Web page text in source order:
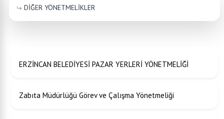
DİĞER YÖNETMELİKLER
ERZİNCAN BELEDİYESİ PAZAR YERLERİ YÖNETMELİĞİ
Zabıta Müdürlüğü Görev ve Çalışma Yönetmeliği